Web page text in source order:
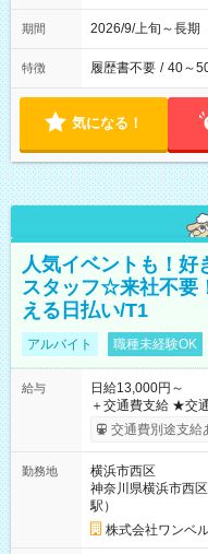
期間 2026/9/上旬～長
特徴 履歴書不要 / 40～
気になる！
人気イベントも！好
スタッフ☆来社不要
える日払い/T1
アルバイト 職種未経験OK
給与
日給13,000円～
＋交通費支給 ★交通費全額支給！ ┗案件により規定あり ★日払
いOK！（規定あ
ンビニATMから 日払い
交通費別途支給
勤務地
横浜市西区
神奈川県横浜市西
駅）
株式会社ワンベ